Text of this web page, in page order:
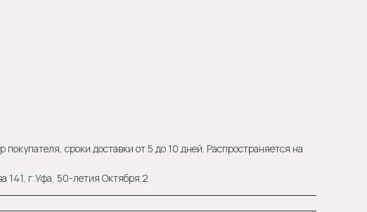
сроки доставки от 5 до 10 дней. Распространяется на
141, г.Уфа, 50-летия Октября 2